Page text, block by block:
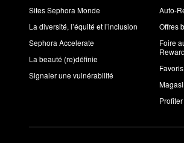
Sites Sephora Monde
La diversité, l’équité et l’inclusion
Sephora Accelerate
La beauté (re)définie
Signaler une vulnérabilité
Auto-
Offres
Foire
Favoris